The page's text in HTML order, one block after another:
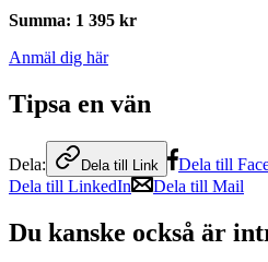
Summa: 1 395 kr
Anmäl dig här
Tipsa en vän
Dela: Dela till Link Dela till
Dela till LinkedIn
Dela till Mail
Du kanske också är